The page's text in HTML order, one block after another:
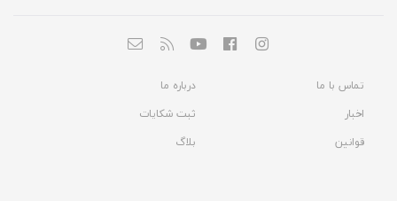
تماس با ما
درباره ما
اخبار
ثبت شکایات
قوانین
بلاگ